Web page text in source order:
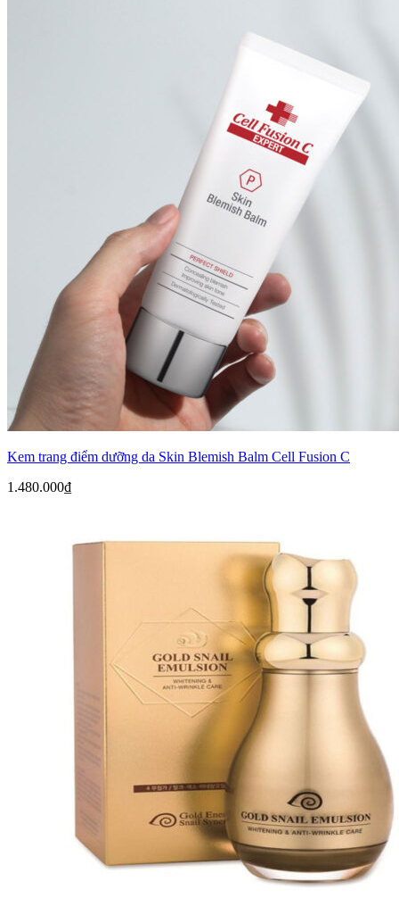
Kem trang điểm dưỡng da Skin Blemish Balm Cell Fusion C
1.480.000₫